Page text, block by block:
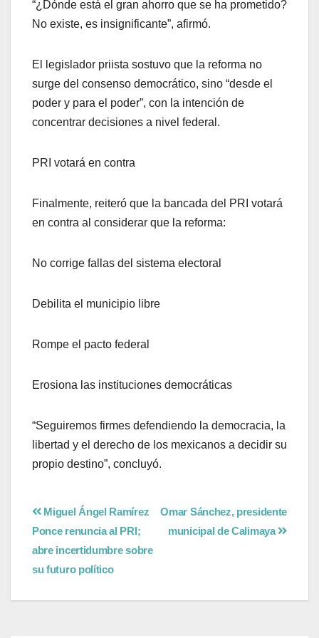
“¿Dónde está el gran ahorro que se ha prometido?
No existe, es insignificante”, afirmó.
El legislador priista sostuvo que la reforma no
surge del consenso democrático, sino “desde el
poder y para el poder”, con la intención de
concentrar decisiones a nivel federal.
PRI votará en contra
Finalmente, reiteró que la bancada del PRI votará
en contra al considerar que la reforma:
No corrige fallas del sistema electoral
Debilita el municipio libre
Rompe el pacto federal
Erosiona las instituciones democráticas
“Seguiremos firmes defendiendo la democracia, la
libertad y el derecho de los mexicanos a decidir su
propio destino”, concluyó.
Omar Sánchez, presidente
municipal de Calimaya
Miguel Ángel Ramírez
Ponce renuncia al PRI;
abre incertidumbre sobre
su futuro político